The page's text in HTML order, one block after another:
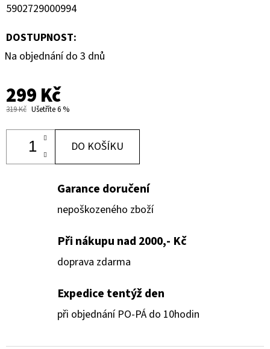
5902729000994
DOSTUPNOST:
Na objednání do 3 dnů
299 Kč
319 Kč Ušetříte 6 %
DO KOŠÍKU
Garance doručení
nepoškozeného zboží
Při nákupu nad 2000,- Kč
doprava zdarma
Expedice tentýž den
při objednání PO-PÁ do 10hodin